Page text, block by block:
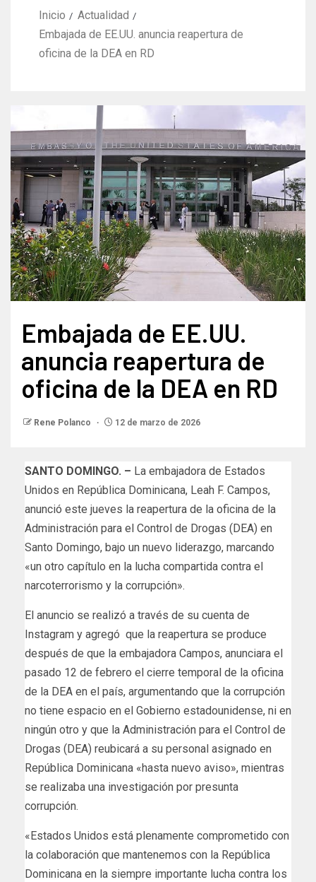
Inicio
Actualidad
Embajada de EE.UU. anuncia reapertura de
oficina de la DEA en RD
Embajada de EE.UU.
anuncia reapertura de
oficina de la DEA en RD
Rene Polanco 12 de marzo de 2026
SANTO DOMINGO. – La embajadora de Estados
Unidos en República Dominicana, Leah F. Campos,
anunció este jueves la reapertura de la oficina de la
Administración para el Control de Drogas (DEA) en
Santo Domingo, bajo un nuevo liderazgo, marcando
«un otro capítulo en la lucha compartida contra el
narcoterrorismo y la corrupción».
El anuncio se realizó a través de su cuenta de
Instagram y agregó que la reapertura se produce
después de que la embajadora Campos, anunciara el
pasado 12 de febrero el cierre temporal de la oficina
de la DEA en el país, argumentando que la corrupción
no tiene espacio en el Gobierno estadounidense, ni en
ningún otro y que la Administración para el Control de
Drogas (DEA) reubicará a su personal asignado en
República Dominicana «hasta nuevo aviso», mientras
se realizaba una investigación por presunta
corrupción.
«Estados Unidos está plenamente comprometido con
la colaboración que mantenemos con la República
Dominicana en la siempre importante lucha contra los